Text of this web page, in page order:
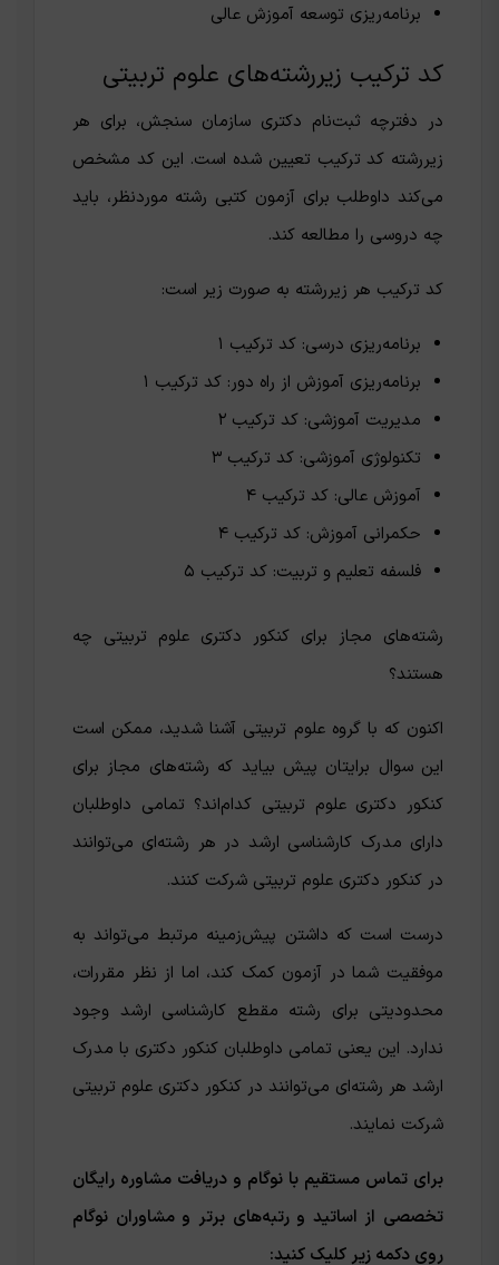
برنامه‌ریزی توسعه آموزش عالی
کد ترکیب زیررشته‌های علوم تربیتی
در دفترچه ثبت‌نام دکتری سازمان سنجش، برای هر
زیررشته کد ترکیب تعیین شده است. این کد مشخص
می‌کند داوطلب برای آزمون کتبی رشته موردنظر، باید
چه دروسی را مطالعه کند.
کد ترکیب هر زیررشته به صورت زیر است:
برنامه‌ریزی درسی: کد ترکیب ۱
برنامه‌ریزی آموزش از راه دور: کد ترکیب ۱
مدیریت آموزشی: کد ترکیب ۲
تکنولوژی آموزشی: کد ترکیب ۳
آموزش عالی: کد ترکیب ۴
حکمرانی آموزش: کد ترکیب ۴
فلسفه تعلیم و تربیت: کد ترکیب ۵
رشته‌های مجاز برای کنکور دکتری علوم تربیتی چه
هستند؟
اکنون که با گروه علوم تربیتی آشنا شدید، ممکن است
این سوال برایتان پیش بیاید که رشته‌های مجاز برای
کنکور دکتری علوم تربیتی کدام‌اند؟ تمامی داوطلبان
دارای مدرک کارشناسی ارشد در هر رشته‌ای می‌توانند
در کنکور دکتری علوم تربیتی شرکت کنند.
درست است که داشتن پیش‌زمینه مرتبط می‌تواند به
موفقیت شما در آزمون کمک کند، اما از نظر مقررات،
محدودیتی برای رشته مقطع کارشناسی ارشد وجود
ندارد. این یعنی تمامی داوطلبان کنکور دکتری با مدرک
ارشد هر رشته‌ای می‌توانند در کنکور دکتری علوم تربیتی
شرکت نمایند.
برای تماس مستقیم با نوگام و دریافت مشاوره رایگان
تخصصی از اساتید و رتبه‌های برتر و مشاوران نوگام
روی دکمه زیر کلیک کنید: